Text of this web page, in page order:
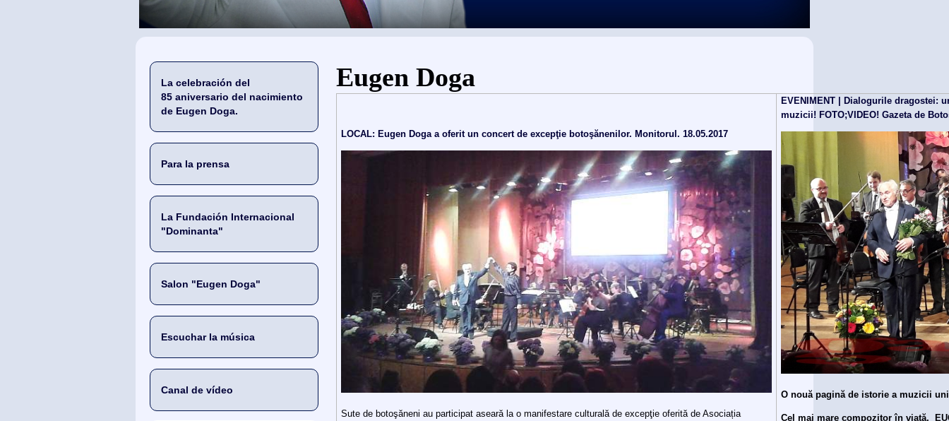
La celebración del
85 aniversario del nacimiento
de Eugen Doga.
Para la prensa
La Fundación Internacional
"Dominanta"
Salon "Eugen Doga"
Escuchar la música
Canal de vídeo
Usted está aquí
Eugen Doga
LOCAL: Eugen Doga a oferit un concert de excepţie botoşănenilor. Monitorul. 18.05.2017
Sute de botoşăneni au participat aseară la o manifestare culturală de excepţie oferită de Asociația
EVENIMENT | Dialogurile dragostei:
muzicii! FOTO;VIDEO! Gazeta de
O nouă pagină de istorie a muzicii
Cel mai mare compozitor în viață,